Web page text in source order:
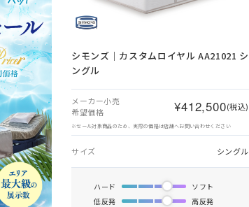
シモンズ｜カスタムロイヤル AA21021 シ
ングル
メーカー小売
希望価格
¥412,500(税込)
※セール対象商品のため、実際の価格は店舗へお問い合わせください
サイズ シングル
ハード
ソフト
低反発
高反発